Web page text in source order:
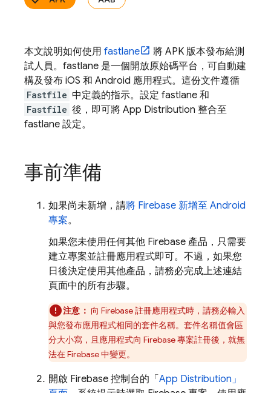
本文說明如何使用 fastlane
將 APK 版本發布給測
試人員。fastlane 是一個開放原始碼平台，可自動建
構及發布 iOS 和 Android 應用程式。這份文件遵循
Fastfile 中定義的指示。設定 fastlane 和
Fastfile 後，即可將 App Distribution 整合至
fastlane 設定。
事前準備
如果尚未新增，請將 Firebase 新增至 Android
專案。
如果您未使用任何其他 Firebase 產品，只需要
建立專案並註冊應用程式即可。不過，如果您
日後決定使用其他產品，請務必完成上述連結
頁面中的所有步驟。
注意： 向 Firebase 註冊應用程式時，請務必輸入
與您發布應用程式相同的套件名稱。套件名稱值會區
分大小寫，且應用程式向 Firebase 專案註冊後，就無
法在 Firebase 中變更。
開啟 Firebase 控制台的「 App Distribution」